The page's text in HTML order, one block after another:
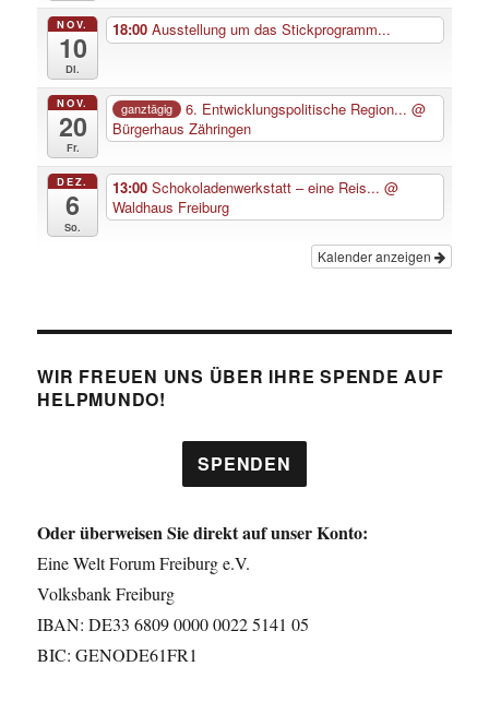
NOV.
10
Di.
18:00Ausstellung um das Stickprogramm...
NOV.
20
Fr.
ganztägig 6. Entwicklungspolitische Region... @
Bürgerhaus Zähringen
DEZ.
6
So.
13:00Schokoladenwerkstatt – eine Reis...@
Waldhaus Freiburg
Kalender anzeigen
WIR FREUEN UNS ÜBER IHRE SPENDE AUF
HELPMUNDO!
SPENDEN
Oder überweisen Sie direkt auf unser Konto:
Eine Welt Forum Freiburg e.V.
Volksbank Freiburg
IBAN: DE33 6809 0000 0022 5141 05
BIC: GENODE61FR1